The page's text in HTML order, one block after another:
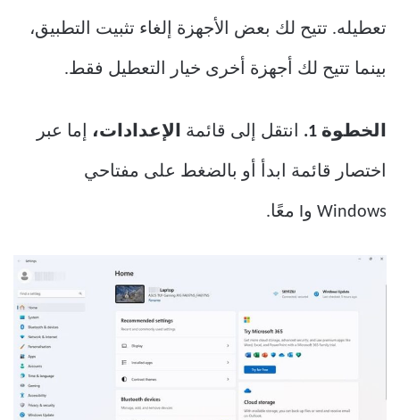
تعطيله. تتيح لك بعض الأجهزة إلغاء تثبيت التطبيق،
بينما تتيح لك أجهزة أخرى خيار التعطيل فقط.
الخطوة 1. انتقل إلى قائمة الإعدادات، إما عبر
اختصار قائمة ابدأ أو بالضغط على مفتاحي
Windows وI معًا.